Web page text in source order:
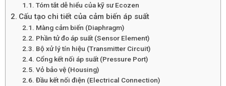
Tóm tắt dễ hiểu của kỹ sư Ecozen
Cấu tạo chi tiết của cảm biến áp suất
Màng cảm biến (Diaphragm)
Phần tử đo áp suất (Sensor Element)
Bộ xử lý tín hiệu (Transmitter Circuit)
Cổng kết nối áp suất (Pressure Port)
Vỏ bảo vệ (Housing)
Đầu kết nối điện (Electrical Connection)